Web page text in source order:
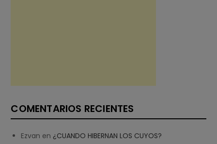
COMENTARIOS RECIENTES
Ezvan en ¿CUANDO HIBERNAN LOS CUYOS?